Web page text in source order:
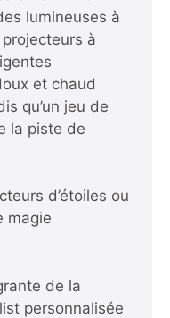
lumineuses à
à
et chaud
qu’un jeu de
la piste de
d’étoiles ou
magie
de la
personnalisée